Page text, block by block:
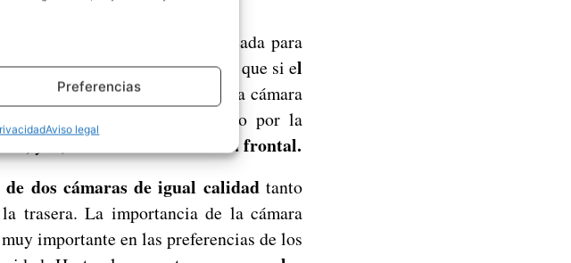
Preferencias
Aviso legal
de alta calidad creada para
de cámaras va la cosa, y es que si el
en inglés—, es por la llamativa cámara
por su aspecto físico, sino por la
y sí, hablamos de la
cámara frontal.
dos cámaras de igual calidadtanto
trasera. La importancia de la cámara
importante en las preferencias de los